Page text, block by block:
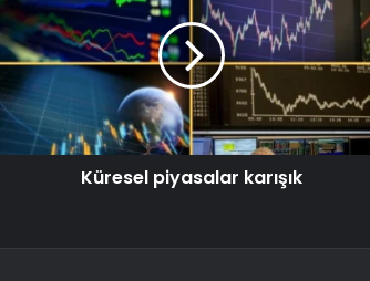
Küresel piyasalar karışık